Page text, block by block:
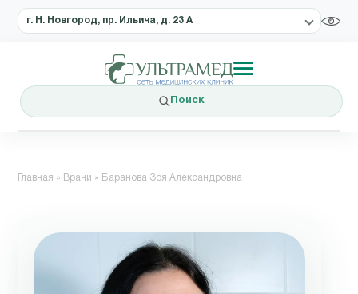
г. Н. Новгород, пр. Ильича, д. 23 А
Поиск
Главная » Врачи » Баранова Зоя Александровна